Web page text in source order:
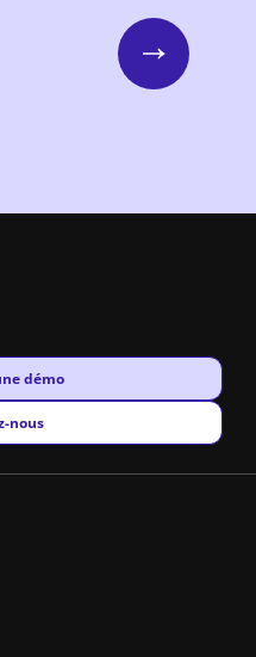
Next
démo
nous